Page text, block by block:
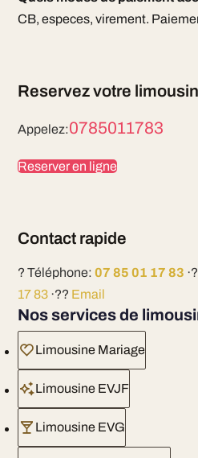
CB, especes, virement.
Reservez votre
Appelez:0785011783
Reserver en ligne
Contact rapide
? Téléphone: 07 85 01 17 83
17 83·?? Email
Nos services de
Limousine Mariage
Limousine EVJF
Limousine EVG